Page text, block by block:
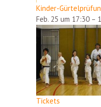
Kinder-
Feb. 25 um 17:30 –
Tickets